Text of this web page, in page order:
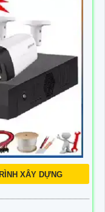
XÂY DỰNG